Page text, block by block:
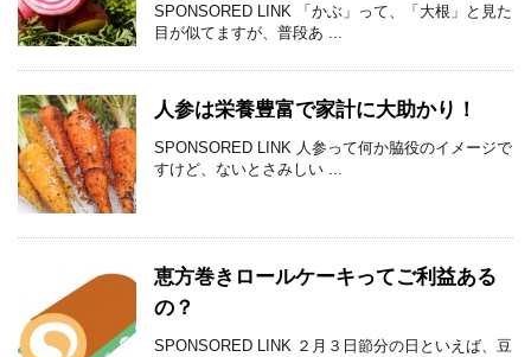
SPONSORED LINK 「かぶ」って、「大根」と見た
目が似てますが、普段あ ...
人参は栄養豊富で家計に大助かり！
SPONSORED LINK 人参って何か脇役のイメージで
すけど、ないとさみしい ...
恵方巻きロールケーキってご利益ある
の？
SPONSORED LINK ２月３日節分の日といえば、豆